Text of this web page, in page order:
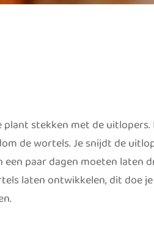
stekken met de
de wortels. Je snijdt de
paar dagen moeten laten
laten ontwikkelen, dit doe